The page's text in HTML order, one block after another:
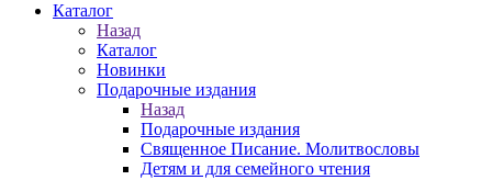
Каталог
Назад
Каталог
Новинки
Подарочные издания
Назад
Подарочные издания
Священное Писание. Молитвословы
Детям и для семейного чтения